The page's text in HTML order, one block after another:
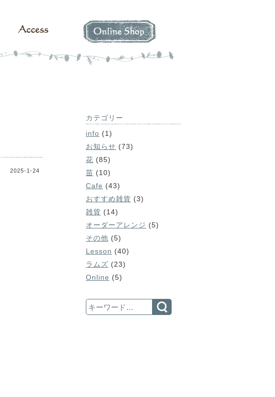
2025-1-24
カテゴリー
info (1)
お知らせ (73)
花 (85)
苗 (10)
Cafe (43)
おすすめ雑貨 (3)
雑貨 (14)
オーダーアレンジ (5)
その他 (5)
Lesson (40)
ラムズ (23)
Online (5)
Search